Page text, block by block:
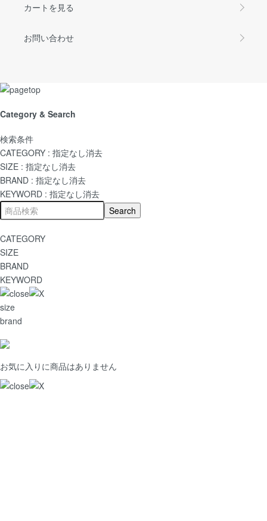
カートを見る
お問い合わせ
Category & Search
検索条件
CATEGORY : 指定なし消去
SIZE : 指定なし消去
BRAND : 指定なし消去
KEYWORD : 指定なし消去
CATEGORY
SIZE
BRAND
KEYWORD
size
brand
お気に入りに商品はありません